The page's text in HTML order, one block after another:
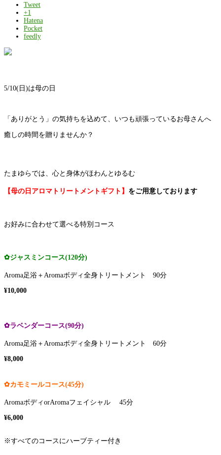
Tweet
+1
Hatena
Pocket
feedly
5/10(日)は母の日
「ありがとう」の気持ちを込めて、いつも頑張っているお母さんへ⁡
癒しの時間を贈りませんか？
たまゆらでは、心と身体がほわんとゆるむ⁡
【母の日アロマトリートメントギフト】⁡ をご用意しております
お好みに合わせて選べる特別コース
✿ジャスミンコース(120分)
Aroma足浴＋Aromaボディ全身トリートメント 90分⁡
¥10,000⁡
✿ラベンダーコース(90分) ⁡
⁡⁡Aroma足浴＋ Aromaボディ全身トリートメント 60分⁡
⁡¥8,000⁡
✿カモミールコース⁡(45分) ⁡
AromaボディorAromaフェイシャル⁡ 45分
⁡¥6,000⁡
※すべてのコースにハーブティー付き